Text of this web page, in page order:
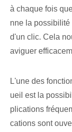
à chaque fois
nne la possibilité
d'un ⁢clic.‍ Cela
aviguer
L'une des
ueil ⁢est la
plications
cations sont